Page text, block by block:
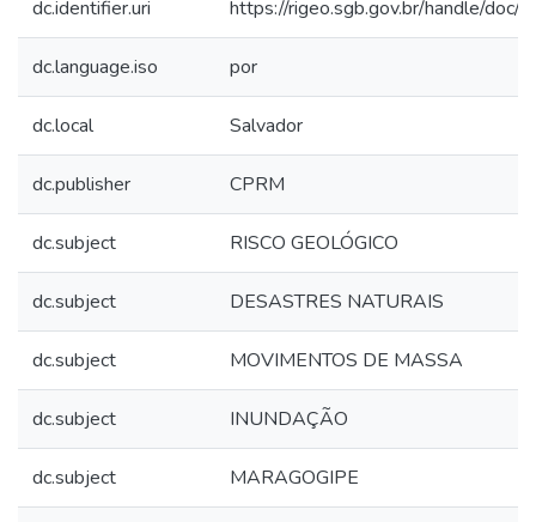
dc.identifier.uri https://rigeo.sgb.gov.br/handle/doc/
dc.language.iso por
dc.local Salvador
dc.publisher CPRM
dc.subject RISCO GEOLÓGICO
dc.subject DESASTRES NATURAIS
dc.subject MOVIMENTOS DE MASSA
dc.subject INUNDAÇÃO
dc.subject MARAGOGIPE